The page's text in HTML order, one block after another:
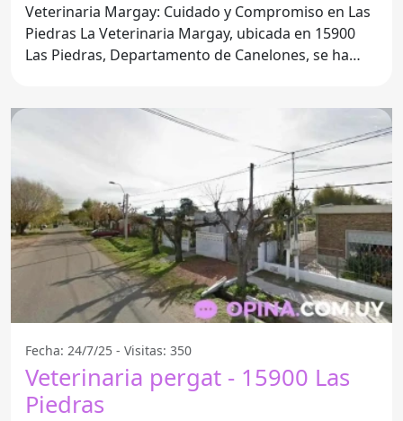
Veterinaria Margay: Cuidado y Compromiso en Las
Piedras La Veterinaria Margay, ubicada en 15900
Las Piedras, Departamento de Canelones, se ha
Fecha: 24/7/25 - Visitas: 350
Veterinaria pergat - 15900 Las
Piedras